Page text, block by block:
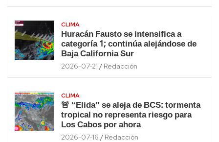
CLIMA
Huracán Fausto se intensifica a
categoría 1; continúa alejándose de
Baja California Sur
2026-07-21 Redacción
CLIMA
🚨 “Elida” se aleja de BCS: tormenta
tropical no representa riesgo para
Los Cabos por ahora
2026-07-16 Redacción